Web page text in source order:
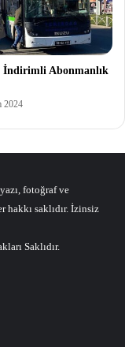
İndirimli Abonmanlık
2024
fotoğraf ve
hakkı saklıdır. İzinsiz
Saklıdır.